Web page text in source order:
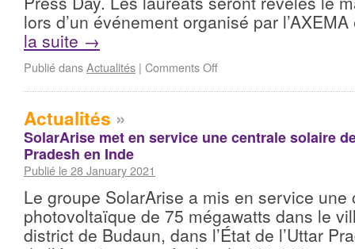
lors d’un événement organisé par
la suite →
Publié dansActualités | Comments Off
Actualités »
SolarArise met en service une centrale solaire
Pradesh en Inde
Publié le 28 January 2021
Le groupe SolarArise a mis en service une
photovoltaïque de 75 mégawatts dans le
district de Budaun, dans l’État de l’Uttar